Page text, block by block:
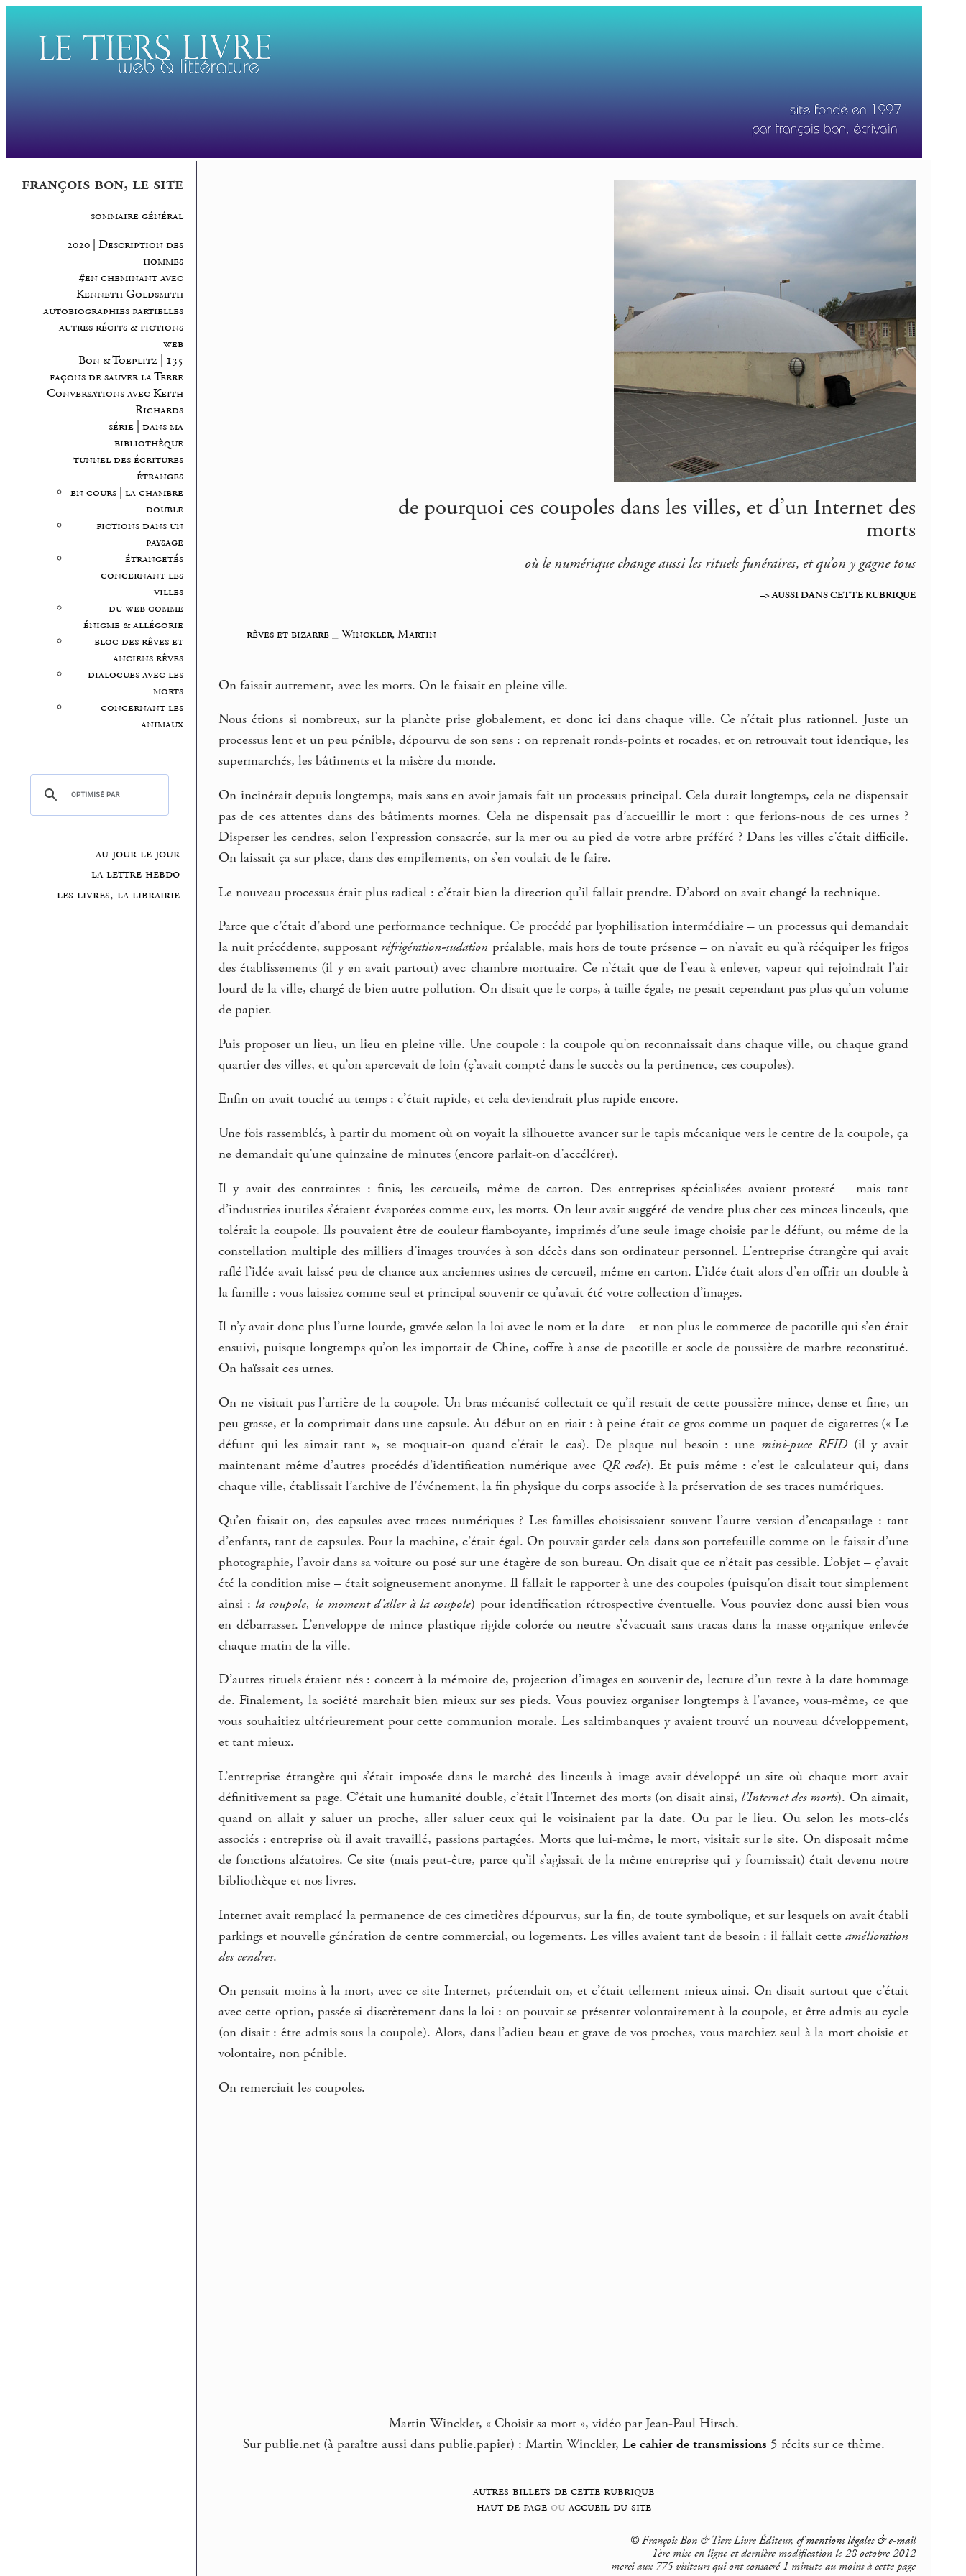
françois bon, le site
sommaire général
2020 | Description des
hommes
#en cheminant avec
Kenneth Goldsmith
autobiographies partielles
autres récits & fictions
web
Bon & Toeplitz | 135
façons de sauver la Terre
Conversations avec Keith
Richards
série | dans ma
bibliothèque
tunnel des écritures
étranges
en cours | la chambre
double
fictions dans un
paysage
étrangetés
concernant les
villes
du web comme
énigme & allégorie
bloc des rêves et
anciens rêves
dialogues avec les
morts
concernant les
animaux
au jour le jour
la lettre hebdo
les livres, la librairie
de pourquoi ces coupoles dans les villes, et d’un Internet des
morts
où le numérique change aussi les rituels funéraires, et qu’on y gagne tous
–> AUSSI DANS CETTE RUBRIQUE
rêves et bizarre _Winckler, Martin
On faisait autrement, avec les morts. On le faisait en pleine ville.
Nous étions si nombreux, sur la planète prise globalement, et donc ici dans chaque ville. Ce n’était plus rationnel. Juste un
processus lent et un peu pénible, dépourvu de son sens : on reprenait ronds-points et rocades, et on retrouvait tout identique, les
supermarchés, les bâtiments et la misère du monde.
On incinérait depuis longtemps, mais sans en avoir jamais fait un processus principal. Cela durait longtemps, cela ne dispensait
pas de ces attentes dans des bâtiments mornes. Cela ne dispensait pas d’accueillir le mort : que ferions-nous de ces urnes ?
Disperser les cendres, selon l’expression consacrée, sur la mer ou au pied de votre arbre préféré ? Dans les villes c’était difficile.
On laissait ça sur place, dans des empilements, on s’en voulait de le faire.
Le nouveau processus était plus radical : c’était bien la direction qu’il fallait prendre. D’abord on avait changé la technique.
Parce que c’était d’abord une performance technique. Ce procédé par lyophilisation intermédiaire – un processus qui demandait
la nuit précédente, supposant réfrigération-sudation préalable, mais hors de toute présence – on n’avait eu qu’à rééquiper les frigos
des établissements (il y en avait partout) avec chambre mortuaire. Ce n’était que de l’eau à enlever, vapeur qui rejoindrait l’air
lourd de la ville, chargé de bien autre pollution. On disait que le corps, à taille égale, ne pesait cependant pas plus qu’un volume
de papier.
Puis proposer un lieu, un lieu en pleine ville. Une coupole : la coupole qu’on reconnaissait dans chaque ville, ou chaque grand
quartier des villes, et qu’on apercevait de loin (ç’avait compté dans le succès ou la pertinence, ces coupoles).
Enfin on avait touché au temps : c’était rapide, et cela deviendrait plus rapide encore.
Une fois rassemblés, à partir du moment où on voyait la silhouette avancer sur le tapis mécanique vers le centre de la coupole, ça
ne demandait qu’une quinzaine de minutes (encore parlait-on d’accélérer).
Il y avait des contraintes : finis, les cercueils, même de carton. Des entreprises spécialisées avaient protesté – mais tant
d’industries inutiles s’étaient évaporées comme eux, les morts. On leur avait suggéré de vendre plus cher ces minces linceuls, que
tolérait la coupole. Ils pouvaient être de couleur flamboyante, imprimés d’une seule image choisie par le défunt, ou même de la
constellation multiple des milliers d’images trouvées à son décès dans son ordinateur personnel. L’entreprise étrangère qui avait
raflé l’idée avait laissé peu de chance aux anciennes usines de cercueil, même en carton. L’idée était alors d’en offrir un double à
la famille : vous laissiez comme seul et principal souvenir ce qu’avait été votre collection d’images.
Il n’y avait donc plus l’urne lourde, gravée selon la loi avec le nom et la date – et non plus le commerce de pacotille qui s’en était
ensuivi, puisque longtemps qu’on les importait de Chine, coffre à anse de pacotille et socle de poussière de marbre reconstitué.
On haïssait ces urnes.
On ne visitait pas l’arrière de la coupole. Un bras mécanisé collectait ce qu’il restait de cette poussière mince, dense et fine, un
peu grasse, et la comprimait dans une capsule. Au début on en riait : à peine était-ce gros comme un paquet de cigarettes (« Le
défunt qui les aimait tant », se moquait-on quand c’était le cas). De plaque nul besoin : une mini-puce RFID(il y avait
maintenant même d’autres procédés d’identification numérique avec QR code). Et puis même : c’est le calculateur qui, dans
chaque ville, établissait l’archive de l’événement, la fin physique du corps associée à la préservation de ses traces numériques.
Qu’en faisait-on, des capsules avec traces numériques ? Les familles choisissaient souvent l’autre version d’encapsulage : tant
d’enfants, tant de capsules. Pour la machine, c’était égal. On pouvait garder cela dans son portefeuille comme on le faisait d’une
photographie, l’avoir dans sa voiture ou posé sur une étagère de son bureau. On disait que ce n’était pas cessible. L’objet – ç’avait
été la condition mise – était soigneusement anonyme. Il fallait le rapporter à une des coupoles (puisqu’on disait tout simplement
ainsi : la coupole, le moment d’aller à la coupole) pour identification rétrospective éventuelle. Vous pouviez donc aussi bien vous
en débarrasser. L’enveloppe de mince plastique rigide colorée ou neutre s’évacuait sans tracas dans la masse organique enlevée
chaque matin de la ville.
D’autres rituels étaient nés : concert à la mémoire de, projection d’images en souvenir de, lecture d’un texte à la date hommage
de. Finalement, la société marchait bien mieux sur ses pieds. Vous pouviez organiser longtemps à l’avance, vous-même, ce que
vous souhaitiez ultérieurement pour cette communion morale. Les saltimbanques y avaient trouvé un nouveau développement,
et tant mieux.
L’entreprise étrangère qui s’était imposée dans le marché des linceuls à image avait développé un site où chaque mort avait
définitivement sa page. C’était une humanité double, c’était l’Internet des morts (on disait ainsi, l’Internet des morts). On aimait,
quand on allait y saluer un proche, aller saluer ceux qui le voisinaient par la date. Ou par le lieu. Ou selon les mots-clés
associés : entreprise où il avait travaillé, passions partagées. Morts que lui-même, le mort, visitait sur le site. On disposait même
de fonctions aléatoires. Ce site (mais peut-être, parce qu’il s’agissait de la même entreprise qui y fournissait) était devenu notre
bibliothèque et nos livres.
Internet avait remplacé la permanence de ces cimetières dépourvus, sur la fin, de toute symbolique, et sur lesquels on avait établi
parkings et nouvelle génération de centre commercial, ou logements. Les villes avaient tant de besoin : il fallait cetteamélioration
des cendres.
On pensait moins à la mort, avec ce site Internet, prétendait-on, et c’était tellement mieux ainsi. On disait surtout que c’était
avec cette option, passée si discrètement dans la loi : on pouvait se présenter volontairement à la coupole, et être admis au cycle
(on disait : être admis sous la coupole). Alors, dans l’adieu beau et grave de vos proches, vous marchiez seul à la mort choisie et
volontaire, non pénible.
On remerciait les coupoles.
Martin Winckler, « Choisir sa mort », vidéo par Jean-Paul Hirsch.
Sur publie.net (à paraître aussi dans publie.papier) : Martin Winckler, Le cahier de transmissions 5 récits sur ce thème.
autres billets de cette rubrique
haut de pageouaccueil du site
© François Bon & Tiers Livre Éditeur, cfmentions légales & e-mail
1ère mise en ligne et dernière modification le 28 octobre 2012
merci aux 775 visiteurs qui ont consacré 1 minute au moins à cette page